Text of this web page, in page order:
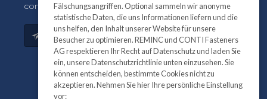
company information:
Subscribe
Fälschungsangriffen. Optional sammeln wir anonyme
statistische Daten, die uns Informationen liefern und die
uns helfen, den Inhalt unserer Website für unsere
Besucher zu optimieren. REMINC und CONTI Fasteners
AG respektieren Ihr Recht auf Datenschutz und laden Sie
ein, unsere Datenschutzrichtlinie unten einzusehen. Sie
können entscheiden, bestimmte Cookies nicht zu
akzeptieren. Nehmen Sie hier Ihre persönliche Einstellung
vor: